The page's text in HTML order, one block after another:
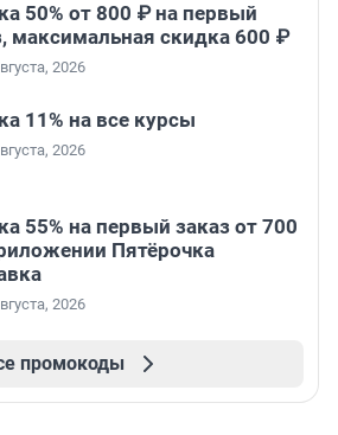
50% от 800 ₽ на первый
максимальная скидка 600 ₽
2026
11% на все курсы
2026
55% на первый заказ от 700
Пятёрочка
2026
промокоды